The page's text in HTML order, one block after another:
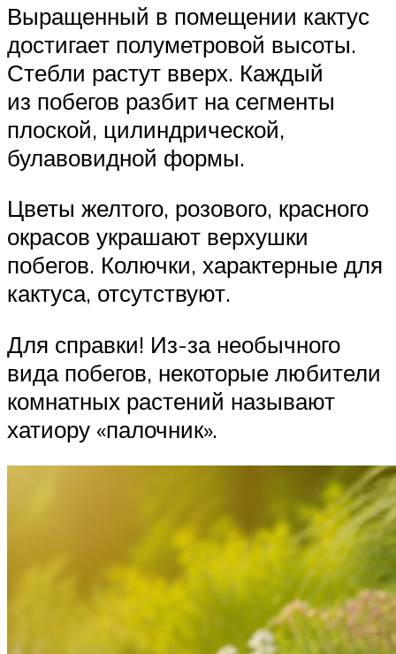
Выращенный в помещении кактус
достигает полуметровой высоты.
Стебли растут вверх. Каждый
из побегов разбит на сегменты
плоской, цилиндрической,
булавовидной формы.
Цветы желтого, розового, красного
окрасов украшают верхушки
побегов. Колючки, характерные для
кактуса, отсутствуют.
Для справки! Из-за необычного
вида побегов, некоторые любители
комнатных растений называют
хатиору «палочник».